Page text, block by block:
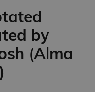
by
(Alma